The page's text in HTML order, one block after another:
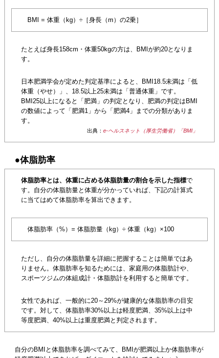
BMI = 体重（kg）÷［身長（m）の2乗］
たとえば身長158cm・体重50kgの方は、BMIが約20となりま
す。
日本肥満学会が定めた判定基準によると、BMI18.5未満は「低
体重（やせ）」、18.5以上25未満は「普通体重」です。
BMI25以上になると「肥満」の判定となり、肥満の判定はBMI
の数値によって「肥満1」から「肥満4」までの分類がありま
す。
出典： e-ヘルスネット（厚生労働省）「BMI」
●体脂肪率
体脂肪率とは、体重に占める体脂肪量の割合を示した指標で
す。自分の体脂肪量と体重が分かっていれば、下記の計算式
に当てはめて体脂肪率を算出できます。
体脂肪率（%）= 体脂肪量（kg）÷ 体重（kg）×100
ただし、自分の体脂肪量を詳細に把握することは簡単ではあ
りません。体脂肪率を知るためには、家庭用の体脂肪計や、
スポーツジムの体組成計・体脂肪計を利用すると簡単です。
女性であれば、一般的に20～29%が健康的な体脂肪率の目安
です。対して、体脂肪率30%以上は軽度肥満、35%以上は中
等度肥満、40%以上は重度肥満と判定されます。
自分のBMIと体脂肪率を調べてみて、BMIが肥満以上か体脂肪率が